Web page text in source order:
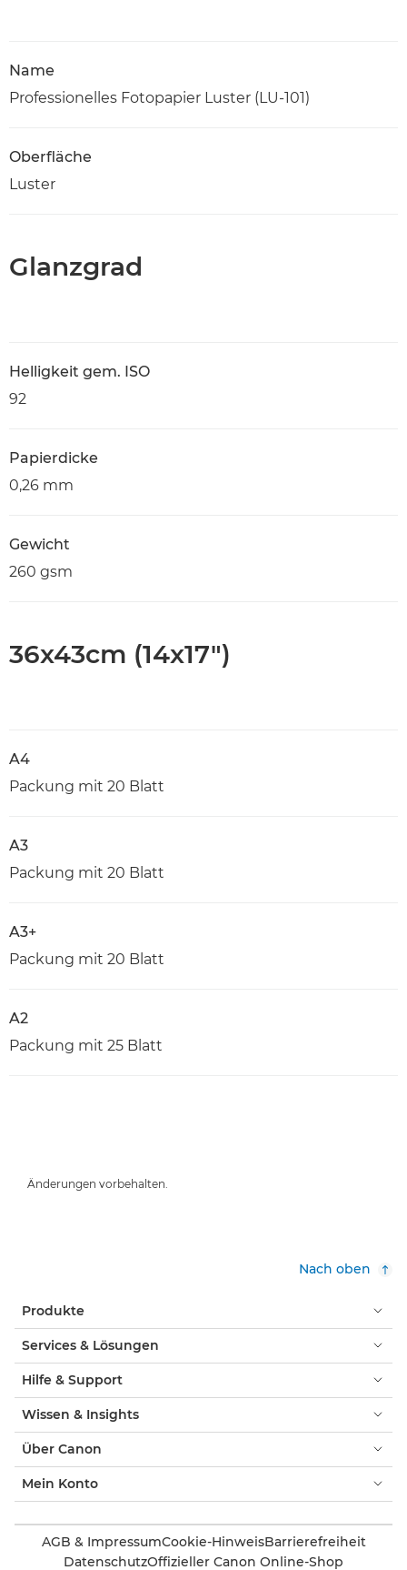
Name
Professionelles Fotopapier Luster (LU-101)
Oberfläche
Luster
Glanzgrad
Helligkeit gem. ISO
92
Papierdicke
0,26 mm
Gewicht
260 gsm
36x43cm (14x17")
A4
Packung mit 20 Blatt
A3
Packung mit 20 Blatt
A3+
Packung mit 20 Blatt
A2
Packung mit 25 Blatt
Änderungen vorbehalten.
Nach oben
Produkte
Services & Lösungen
Hilfe & Support
Wissen & Insights
Über Canon
Mein Konto
AGB & ImpressumCookie-HinweisBarrierefreiheit
DatenschutzOffizieller Canon Online-Shop